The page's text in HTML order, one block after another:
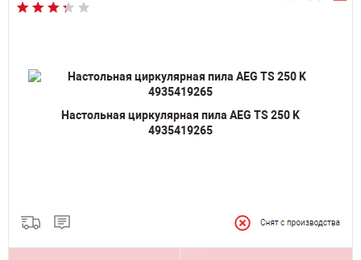
Настольная циркулярная пила AEG TS 250 K
4935419265